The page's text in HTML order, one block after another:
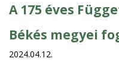
A 175 éves
Békés megyei
2024.04.12.